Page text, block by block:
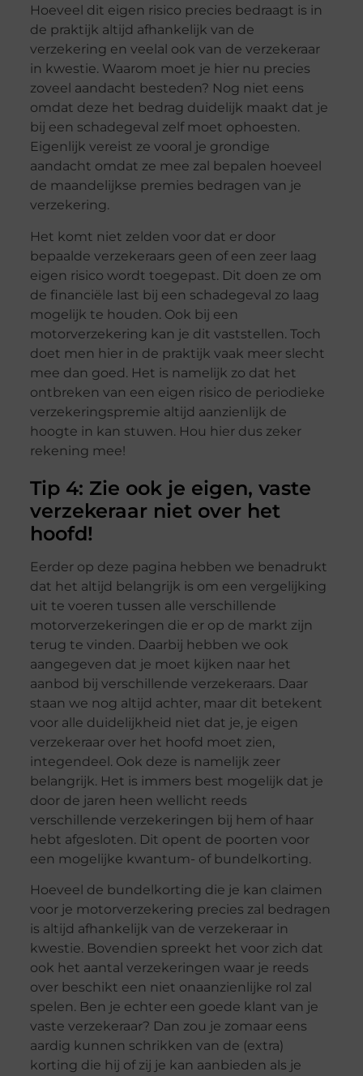
Hoeveel dit eigen risico precies bedraagt is in
de praktijk altijd afhankelijk van de
verzekering en veelal ook van de verzekeraar
in kwestie. Waarom moet je hier nu precies
zoveel aandacht besteden? Nog niet eens
omdat deze het bedrag duidelijk maakt dat je
bij een schadegeval zelf moet ophoesten.
Eigenlijk vereist ze vooral je grondige
aandacht omdat ze mee zal bepalen hoeveel
de maandelijkse premies bedragen van je
verzekering.
Het komt niet zelden voor dat er door
bepaalde verzekeraars geen of een zeer laag
eigen risico wordt toegepast. Dit doen ze om
de financiële last bij een schadegeval zo laag
mogelijk te houden. Ook bij een
motorverzekering kan je dit vaststellen. Toch
doet men hier in de praktijk vaak meer slecht
mee dan goed. Het is namelijk zo dat het
ontbreken van een eigen risico de periodieke
verzekeringspremie altijd aanzienlijk de
hoogte in kan stuwen. Hou hier dus zeker
rekening mee!
Tip 4: Zie ook je eigen, vaste
verzekeraar niet over het
hoofd!
Eerder op deze pagina hebben we benadrukt
dat het altijd belangrijk is om een vergelijking
uit te voeren tussen alle verschillende
motorverzekeringen die er op de markt zijn
terug te vinden. Daarbij hebben we ook
aangegeven dat je moet kijken naar het
aanbod bij verschillende verzekeraars. Daar
staan we nog altijd achter, maar dit betekent
voor alle duidelijkheid niet dat je, je eigen
verzekeraar over het hoofd moet zien,
integendeel. Ook deze is namelijk zeer
belangrijk. Het is immers best mogelijk dat je
door de jaren heen wellicht reeds
verschillende verzekeringen bij hem of haar
hebt afgesloten. Dit opent de poorten voor
een mogelijke kwantum- of bundelkorting.
Hoeveel de bundelkorting die je kan claimen
voor je motorverzekering precies zal bedragen
is altijd afhankelijk van de verzekeraar in
kwestie. Bovendien spreekt het voor zich dat
ook het aantal verzekeringen waar je reeds
over beschikt een niet onaanzienlijke rol zal
spelen. Ben je echter een goede klant van je
vaste verzekeraar? Dan zou je zomaar eens
aardig kunnen schrikken van de (extra)
korting die hij of zij je kan aanbieden als je